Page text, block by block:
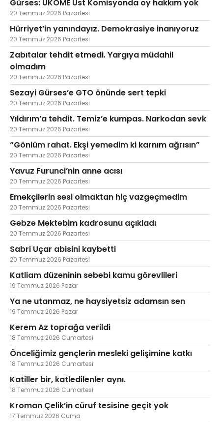
Gürses: UKOME Üst Komisyonda oy hakkım yok
20 Temmuz 2026 Pazartesi
Hürriyet’in yanındayız. Demokrasiye inanıyoruz
20 Temmuz 2026 Pazartesi
Zabıtalar tehdit etmedi. Yargıya müdahil
olmadım
20 Temmuz 2026 Pazartesi
Sezayi Gürses’e GTO önünde sert tepki
20 Temmuz 2026 Pazartesi
Yıldırım’a tehdit. Temiz’e kumpas. Narkodan sevk
20 Temmuz 2026 Pazartesi
“Gönlüm rahat. Ekşi yemedim ki karnım ağrısın”
20 Temmuz 2026 Pazartesi
Yavuz Furunci’nin anne acısı
20 Temmuz 2026 Pazartesi
Emekçilerin sesi olmaktan hiç vazgeçmedim
20 Temmuz 2026 Pazartesi
Gebze Mektebim kadrosunu açıkladı
20 Temmuz 2026 Pazartesi
Sabri Uçar abisini kaybetti
20 Temmuz 2026 Pazartesi
Katliam düzeninin sebebi kamu görevlileri
19 Temmuz 2026 Pazar
Ya ne utanmaz, ne haysiyetsiz adamsın sen
19 Temmuz 2026 Pazar
Kerem Az toprağa verildi
18 Temmuz 2026 Cumartesi
Önceliğimiz gençlerin mesleki gelişimine katkı
18 Temmuz 2026 Cumartesi
Katiller bir, katledilenler aynı.
18 Temmuz 2026 Cumartesi
Kroman Çelik’in cüruf tesisine geçit yok
17 Temmuz 2026 Cuma